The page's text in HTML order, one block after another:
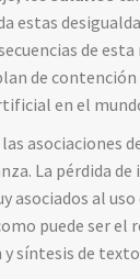
de
de contención
en el
asociaciones
La pérdida
asociados al
puede ser el
síntesis de